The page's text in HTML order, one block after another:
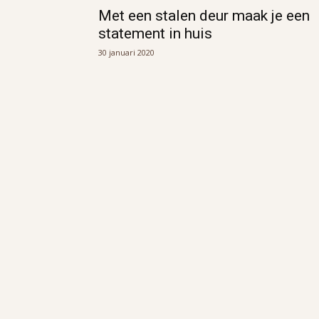
Met een stalen deur maak je een
statement in huis
30 januari 2020